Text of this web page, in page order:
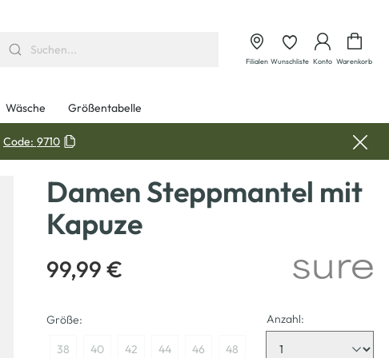
Filialen Wunschliste Konto Warenkorb
Wäsche Größentabelle
Code: 9710
Damen Steppmantel mit
Kapuze
99,99 €
Größe:
38 40 42 44 46 48
Anzahl: